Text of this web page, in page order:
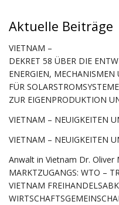
Aktuelle Beiträge
VIETNAM –
DEKRET 58 ÜBER DIE
ENERGIEN,
FÜR
ZUR EIGENPRODUKTION
VIETNAM – NEUIGKEITEN
VIETNAM – NEUIGKEITEN
Anwalt in Vietnam Dr. Oliver
MARKTZUGANGS: WTO –
VIETNAM